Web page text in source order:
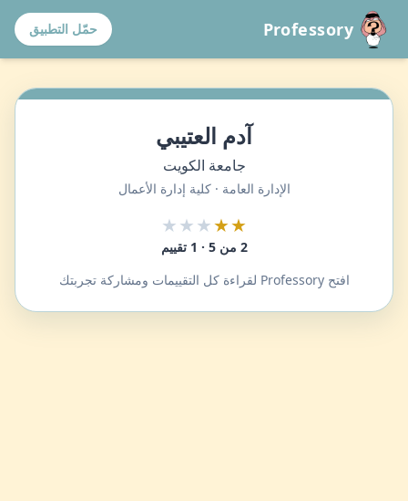
Professory حمّل التطبيق
آدم العتيبي
جامعة الكويت
الإدارة العامة · كلية إدارة الأعمال
★★
★★★
2 من 5 · 1 تقييم
افتح Professory لقراءة كل التقييمات ومشاركة تجربتك